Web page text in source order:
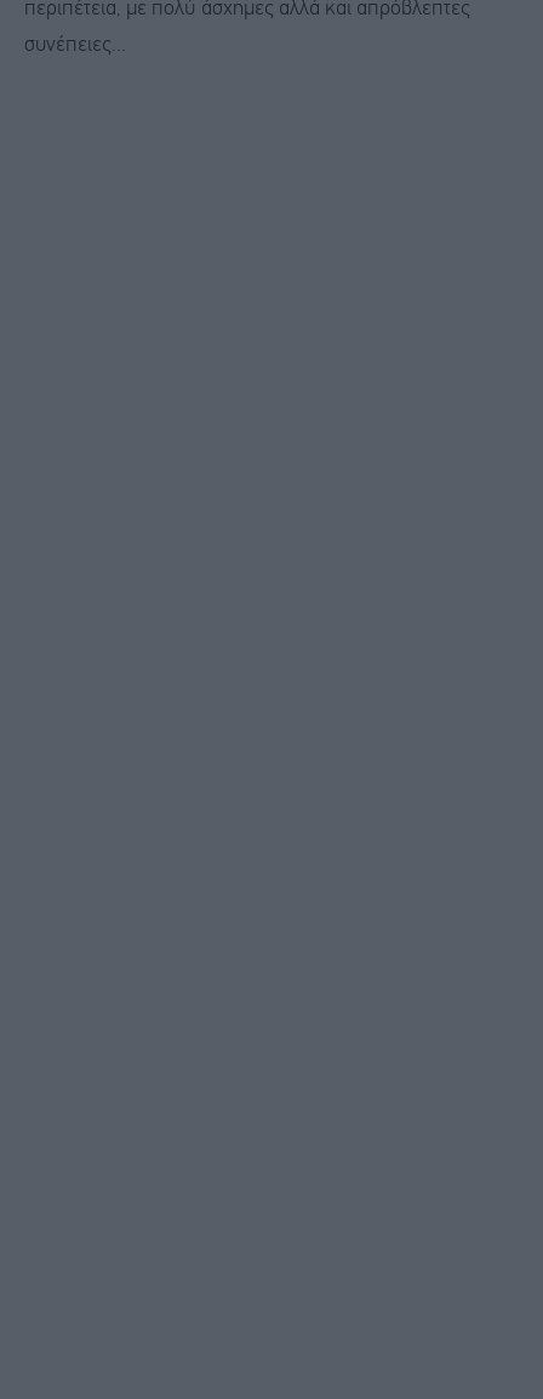
περιπέτεια, με πολύ άσχημες αλλά και απρόβλεπτες
συνέπειες...